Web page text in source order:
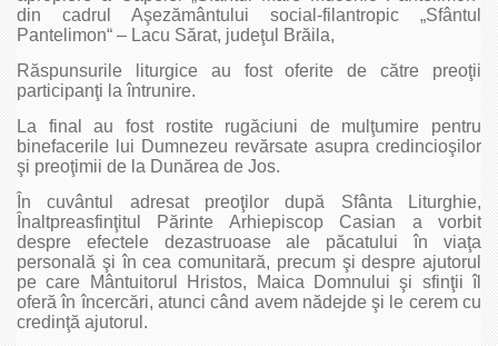
din cadrul Aşezământului social-filantropic „Sfântul
Pantelimon“ – Lacu Sărat, judeţul Brăila,
Răspunsurile liturgice au fost oferite de către preoţii
participanţi la întrunire.
La final au fost rostite rugăciuni de mulţumire pentru
binefacerile lui Dumnezeu revărsate asupra credincioşilor
şi preoţimii de la Dunărea de Jos.
În cuvântul adresat preoţilor după Sfânta Liturghie,
Înaltpreasfinţitul Părinte Arhiepiscop Casian a vorbit
despre efectele dezastruoase ale păcatului în viaţa
personală şi în cea comunitară, precum şi despre ajutorul
pe care Mântuitorul Hristos, Maica Domnului şi sfinţii îl
oferă în încercări, atunci când avem nădejde şi le cerem cu
credinţă ajutorul.